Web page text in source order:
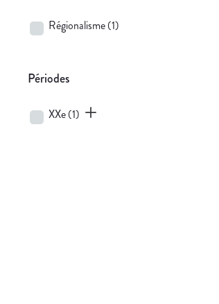
Régionalisme(1)
Périodes
XXe(1)